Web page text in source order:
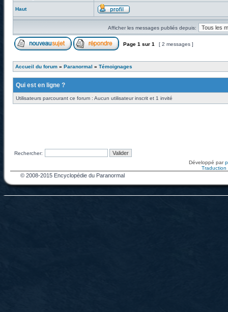
Haut
Afficher les messages publiés depuis:
Page 1 sur 1 [ 2 messages ]
Accueil du forum » Paranormal » Témoignages
Qui est en ligne ?
Utilisateurs parcourant ce forum : Aucun utilisateur inscrit et 1 invité
Rechercher:
Développé par
Traduction
© 2008-2015 Encyclopédie du Paranormal